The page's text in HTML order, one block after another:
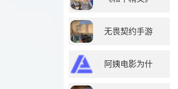
无畏契约手游
阿姨电影为什